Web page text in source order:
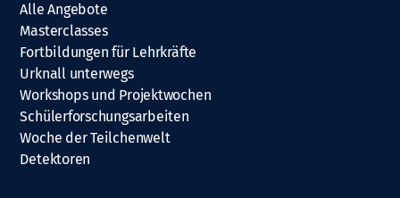
Alle Angebote
Masterclasses
Fortbildungen für Lehrkräfte
Urknall unterwegs
Workshops und Projektwochen
Schülerforschungsarbeiten
Woche der Teilchenwelt
Detektoren